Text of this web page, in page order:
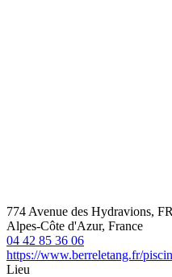
774 Avenue des Hydravions,
Alpes-Côte d'Azur, France
04 42 85 36 06
https://www.berreletang.fr/
Lieu